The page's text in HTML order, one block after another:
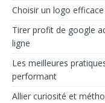
Choisir un logo
Tirer profit de google
ligne
Les meilleures
performant
Allier curiosité et